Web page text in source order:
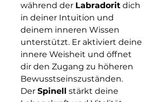
während der Labradorit dich
in deiner Intuition und
deinem inneren Wissen
unterstützt. Er aktiviert deine
innere Weisheit und öffnet
dir den Zugang zu höheren
Bewusstseinszuständen.
Der Spinell stärkt deine